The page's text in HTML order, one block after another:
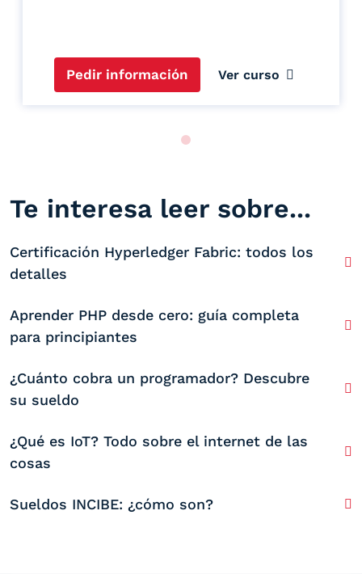
Pedir información Ver curso
Te interesa leer sobre...
Certificación Hyperledger Fabric: todos los
detalles
Aprender PHP desde cero: guía completa
para principiantes
¿Cuánto cobra un programador? Descubre
su sueldo
¿Qué es IoT? Todo sobre el internet de las
cosas
Sueldos INCIBE: ¿cómo son?